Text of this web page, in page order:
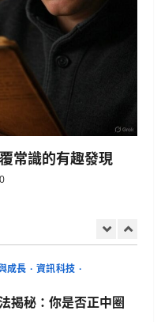
常識的有趣發現
0
日
得買嗎？揭開健康科
日
成長
資訊科技
揭秘：你是否正中圈